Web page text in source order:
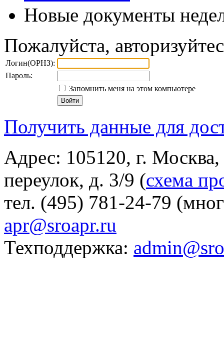
Новые документы
Пожалуйста,
Логин(ОРНЗ):
Пароль:
Запомнить меня на этом компьютере
Получить данные для
Адрес: 105120, г.
переулок, д. 3/9 (схема
тел. (495) 781-24-79
apr@sroapr.ru
Техподдержка: